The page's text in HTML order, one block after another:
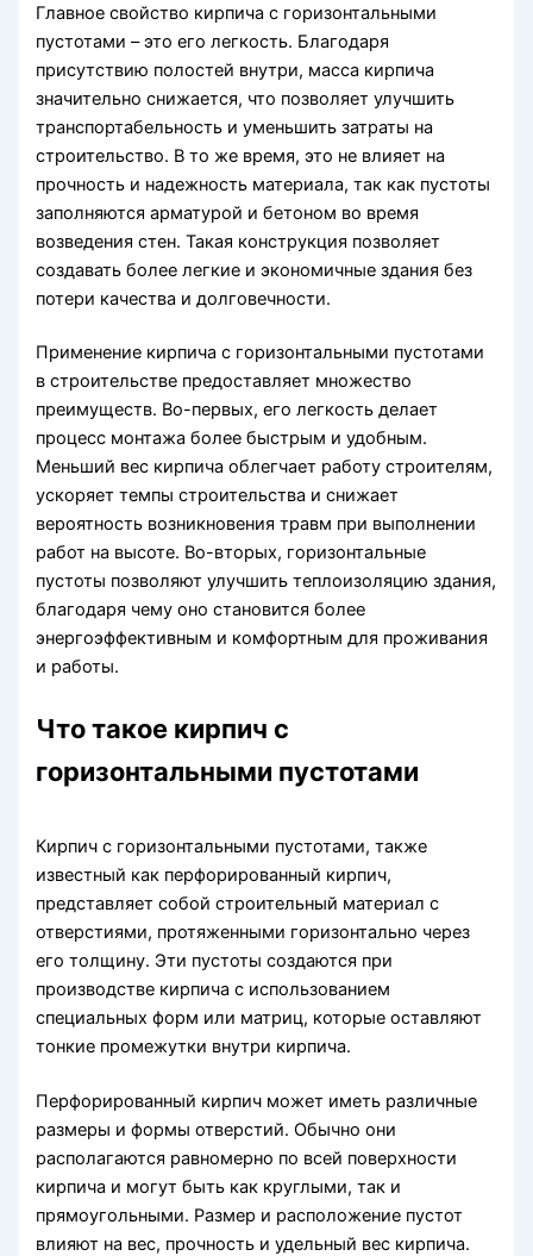
Главное свойство кирпича с горизонтальными
пустотами – это его легкость. Благодаря
присутствию полостей внутри, масса кирпича
значительно снижается, что позволяет улучшить
транспортабельность и уменьшить затраты на
строительство. В то же время, это не влияет на
прочность и надежность материала, так как пустоты
заполняются арматурой и бетоном во время
возведения стен. Такая конструкция позволяет
создавать более легкие и экономичные здания без
потери качества и долговечности.
Применение кирпича с горизонтальными пустотами
в строительстве предоставляет множество
преимуществ. Во-первых, его легкость делает
процесс монтажа более быстрым и удобным.
Меньший вес кирпича облегчает работу строителям,
ускоряет темпы строительства и снижает
вероятность возникновения травм при выполнении
работ на высоте. Во-вторых, горизонтальные
пустоты позволяют улучшить теплоизоляцию здания,
благодаря чему оно становится более
энергоэффективным и комфортным для проживания
и работы.
Что такое кирпич с
горизонтальными пустотами
Кирпич с горизонтальными пустотами, также
известный как перфорированный кирпич,
представляет собой строительный материал с
отверстиями, протяженными горизонтально через
его толщину. Эти пустоты создаются при
производстве кирпича с использованием
специальных форм или матриц, которые оставляют
тонкие промежутки внутри кирпича.
Перфорированный кирпич может иметь различные
размеры и формы отверстий. Обычно они
располагаются равномерно по всей поверхности
кирпича и могут быть как круглыми, так и
прямоугольными. Размер и расположение пустот
влияют на вес, прочность и удельный вес кирпича.